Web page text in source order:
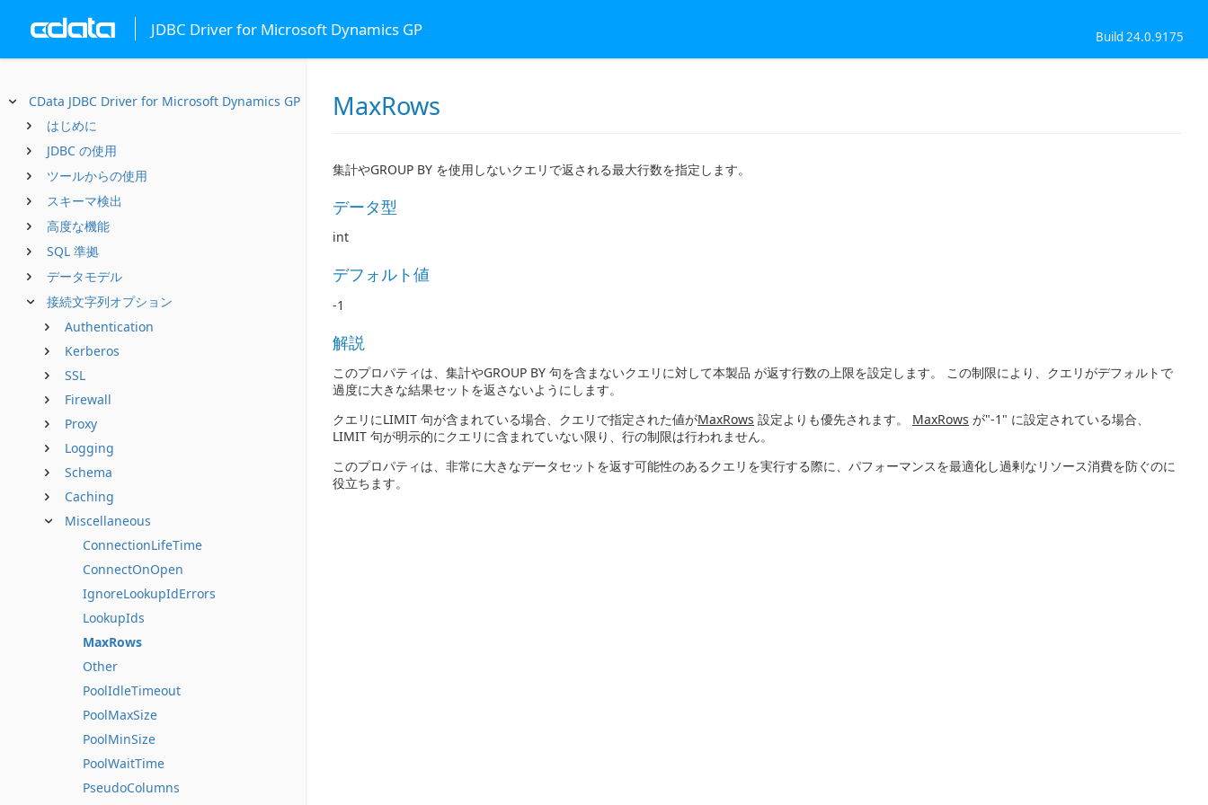
JDBC Driver for Microsoft Dynamics GP Build 24.0.9175
CData JDBC Driver for Microsoft Dynamics GP
はじめに
JDBC の使用
ツールからの使用
スキーマ検出
高度な機能
SQL 準拠
データモデル
接続文字列オプション
Authentication
Kerberos
SSL
Firewall
Proxy
Logging
Schema
Caching
Miscellaneous
ConnectionLifeTime
ConnectOnOpen
IgnoreLookupIdErrors
LookupIds
MaxRows
Other
PoolIdleTimeout
PoolMaxSize
PoolMinSize
PoolWaitTime
PseudoColumns
MaxRows
集計やGROUP BY を使用しないクエリで返される最大行数を指定します。
データ型
int
デフォルト値
-1
解説
このプロパティは、集計やGROUP BY 句を含まないクエリに対して本製品 が返す行数の上限を設定します。 この制限により、クエリがデフォルトで
過度に大きな結果セットを返さないようにします。
クエリにLIMIT 句が含まれている場合、クエリで指定された値がMaxRows 設定よりも優先されます。 MaxRows が"-1" に設定されている場合、
LIMIT 句が明示的にクエリに含まれていない限り、行の制限は行われません。
このプロパティは、非常に大きなデータセットを返す可能性のあるクエリを実行する際に、パフォーマンスを最適化し過剰なリソース消費を防ぐのに
役立ちます。